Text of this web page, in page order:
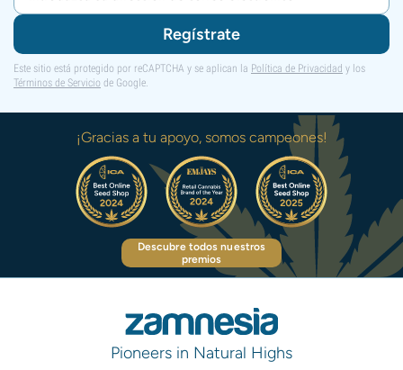
Regístrate
Este sitio está protegido por reCAPTCHA y se aplican la Política de Privacidad y los
Términos de Servicio de Google.
¡Gracias a tu apoyo, somos campeones!
Descubre todos nuestros
premios
Pioneers in Natural Highs